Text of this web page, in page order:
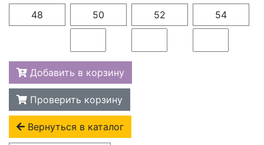
48 50 52 54
Добавить в корзину
Проверить корзину
Вернуться в каталог